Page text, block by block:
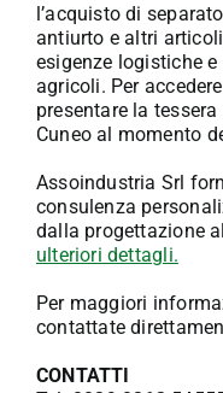
l’acquisto di
antiurto e altri
esigenze logistiche
agricoli. Per
presentare la
Cuneo al momento
Assoindustria Srl
consulenza
dalla progettazione
ulteriori dettagli.
Per maggiori
contattate
CONTATTI